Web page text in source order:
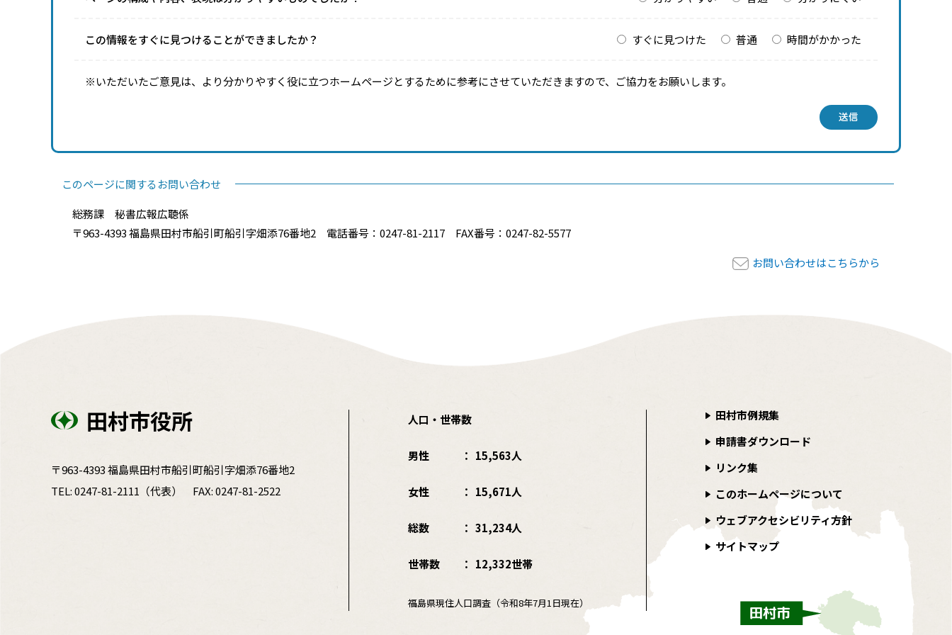
この情報をすぐに見つけることができましたか？ すぐに見つけた 普通 時間がかかった
※いただいたご意見は、より分かりやすく役に立つホームページとするために参考にさせていただきますので、ご協力をお願いします。
送信
このページに関するお問い合わせ
総務課 秘書広報広聴係
〒963-4393 福島県田村市船引町船引字畑添76番地2 電話番号：0247-81-2117 FAX番号：0247-82-5577
お問い合わせはこちらから
田村市役所
〒963-4393 福島県田村市船引町船引字畑添76番地2
TEL:0247-81-2111 （代表） FAX: 0247-81-2522
人口・世帯数
男性 15,563人
女性 15,671人
総数 31,234人
世帯数 12,332世帯
福島県現住人口調査（令和8年7月1日現在）
田村市例規集
申請書ダウンロード
リンク集
このホームページについて
ウェブアクセシビリティ方針
サイトマップ